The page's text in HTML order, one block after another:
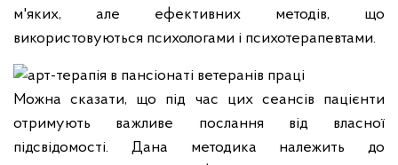
м'яких, але ефективних методів, що
використовуються психологами і психотерапевтами.
Можна сказати, що під час цих сеансів пацієнти
отримують важливе послання від власної
підсвідомості. Дана методика належить до